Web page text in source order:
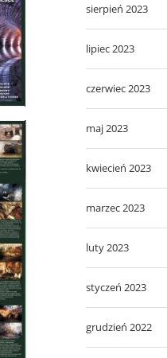
sierpień 2023
lipiec 2023
czerwiec 2023
maj 2023
kwiecień 2023
marzec 2023
luty 2023
styczeń 2023
grudzień 2022